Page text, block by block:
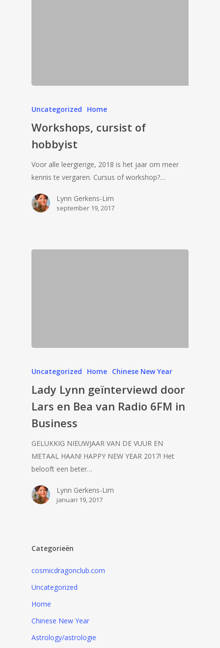
Uncategorized Home
Workshops, cursist of
hobbyist
Voor alle leergierige, 2018 is het jaar om meer
kennis te vergaren. Cursus of workshop?…
Lynn Gerkens-Lim
september 19, 2017
Uncategorized Home Chinese New Year
Lady Lynn geïnterviewd door
Lars en Bea van Radio 6FM in
Business
GELUKKIG NIEUWJAAR VAN DE VUUR EN
METAAL HAAN! HAPPY NEW YEAR 2017! Het
belooft een beter…
Lynn Gerkens-Lim
januari 19, 2017
Categorieën
cosmicdragonclub.com
Uncategorized
Home
Chinese New Year
Astrology/astrologie